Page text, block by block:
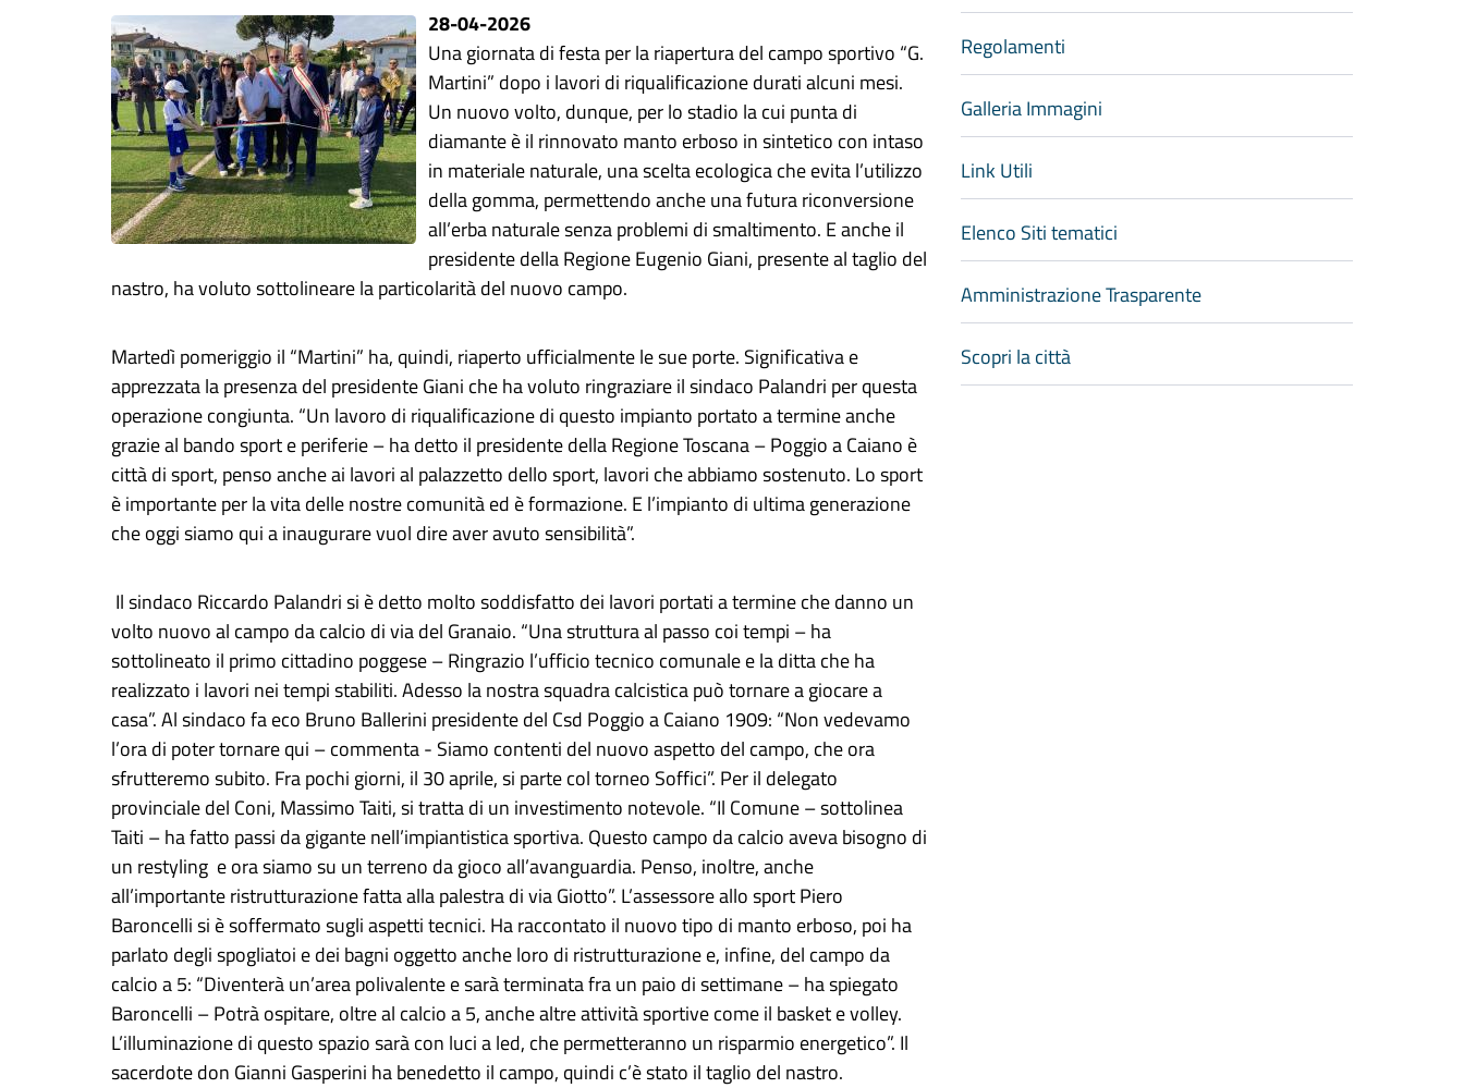
28-04-2026
Una giornata di festa per la riapertura del campo sportivo “G.
Martini” dopo i lavori di riqualificazione durati alcuni mesi.
Un nuovo volto, dunque, per lo stadio la cui punta di
diamante è il rinnovato manto erboso in sintetico con intaso
in materiale naturale, una scelta ecologica che evita l’utilizzo
della gomma, permettendo anche una futura riconversione
all’erba naturale senza problemi di smaltimento. E anche il
presidente della Regione Eugenio Giani, presente al taglio del
nastro, ha voluto sottolineare la particolarità del nuovo campo.
Martedì pomeriggio il “Martini” ha, quindi, riaperto ufficialmente le sue porte. Significativa e
apprezzata la presenza del presidente Giani che ha voluto ringraziare il sindaco Palandri per questa
operazione congiunta. “Un lavoro di riqualificazione di questo impianto portato a termine anche
grazie al bando sport e periferie – ha detto il presidente della Regione Toscana – Poggio a Caiano è
città di sport, penso anche ai lavori al palazzetto dello sport, lavori che abbiamo sostenuto. Lo sport
è importante per la vita delle nostre comunità ed è formazione. E l’impianto di ultima generazione
che oggi siamo qui a inaugurare vuol dire aver avuto sensibilità”.
Il sindaco Riccardo Palandri si è detto molto soddisfatto dei lavori portati a termine che danno un
volto nuovo al campo da calcio di via del Granaio. “Una struttura al passo coi tempi – ha
sottolineato il primo cittadino poggese – Ringrazio l’ufficio tecnico comunale e la ditta che ha
realizzato i lavori nei tempi stabiliti. Adesso la nostra squadra calcistica può tornare a giocare a
casa”. Al sindaco fa eco Bruno Ballerini presidente del Csd Poggio a Caiano 1909: “Non vedevamo
l’ora di poter tornare qui – commenta - Siamo contenti del nuovo aspetto del campo, che ora
sfrutteremo subito. Fra pochi giorni, il 30 aprile, si parte col torneo Soffici”. Per il delegato
provinciale del Coni, Massimo Taiti, si tratta di un investimento notevole. “Il Comune – sottolinea
Taiti – ha fatto passi da gigante nell’impiantistica sportiva. Questo campo da calcio aveva bisogno di
un restyling e ora siamo su un terreno da gioco all’avanguardia. Penso, inoltre, anche
all’importante ristrutturazione fatta alla palestra di via Giotto”. L’assessore allo sport Piero
Baroncelli si è soffermato sugli aspetti tecnici. Ha raccontato il nuovo tipo di manto erboso, poi ha
parlato degli spogliatoi e dei bagni oggetto anche loro di ristrutturazione e, infine, del campo da
calcio a 5: “Diventerà un’area polivalente e sarà terminata fra un paio di settimane – ha spiegato
Baroncelli – Potrà ospitare, oltre al calcio a 5, anche altre attività sportive come il basket e volley.
L’illuminazione di questo spazio sarà con luci a led, che permetteranno un risparmio energetico”. Il
sacerdote don Gianni Gasperini ha benedetto il campo, quindi c’è stato il taglio del nastro.
Regolamenti
Galleria Immagini
Link Utili
Elenco Siti tematici
Amministrazione Trasparente
Scopri la città